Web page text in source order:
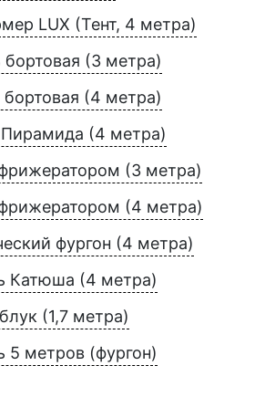
LUX (Тент, 4 метра)
бортовая (3 метра)
бортовая (4 метра)
Пирамида (4 метра)
(3 метра)
(4 метра)
фургон (4 метра)
Катюша (4 метра)
(1,7 метра)
5 метров (фургон)